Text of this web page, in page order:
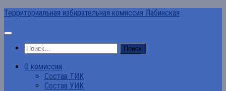
Перейти
содержимому
Территориальная избирательная комиссия Лабинская
Найти:
О комиссии
Состав ТИК
Состав УИК